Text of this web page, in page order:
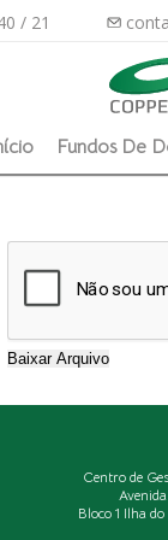
/ 21
Fundos De
Centro de
Bloco 1 Ilha